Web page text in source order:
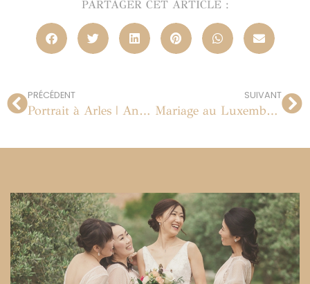
PARTAGER CET ARTICLE :
PRÉCÉDENT
Portrait à Arles | Annabelle + Patrick | 07.05.2013
SUIVANT
Mariage au Luxembourg